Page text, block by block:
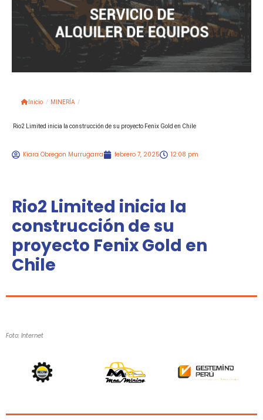
Inicio / MINERÍA /
Rio2 Limited inicia la construcción de su proyecto Fenix Gold en Chile
Kiara Obregon Murrugarra febrero 7, 2025 12:08 pm
Rio2 Limited inicia la
construcción de su
proyecto Fenix Gold en
Chile
Foto: Internet